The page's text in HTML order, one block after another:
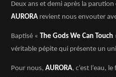
Deux ans et demi après la parution
AURORA revient nous envouter
Baptisé « The Gods We Can Touch
véritable pépite qui présente un
Pour nous, AURORA, c’est l’eau,